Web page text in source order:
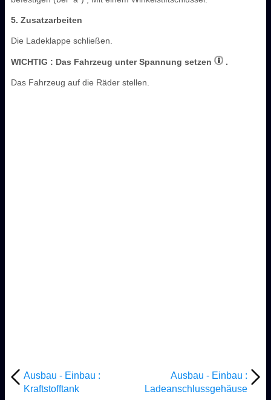
5. Zusatzarbeiten
Die Ladeklappe schließen.
WICHTIG : Das Fahrzeug unter Spannung setzen .
Das Fahrzeug auf die Räder stellen.
Ausbau - Einbau :
Kraftstofftank
Ausbau - Einbau :
Ladeanschlussgehäuse